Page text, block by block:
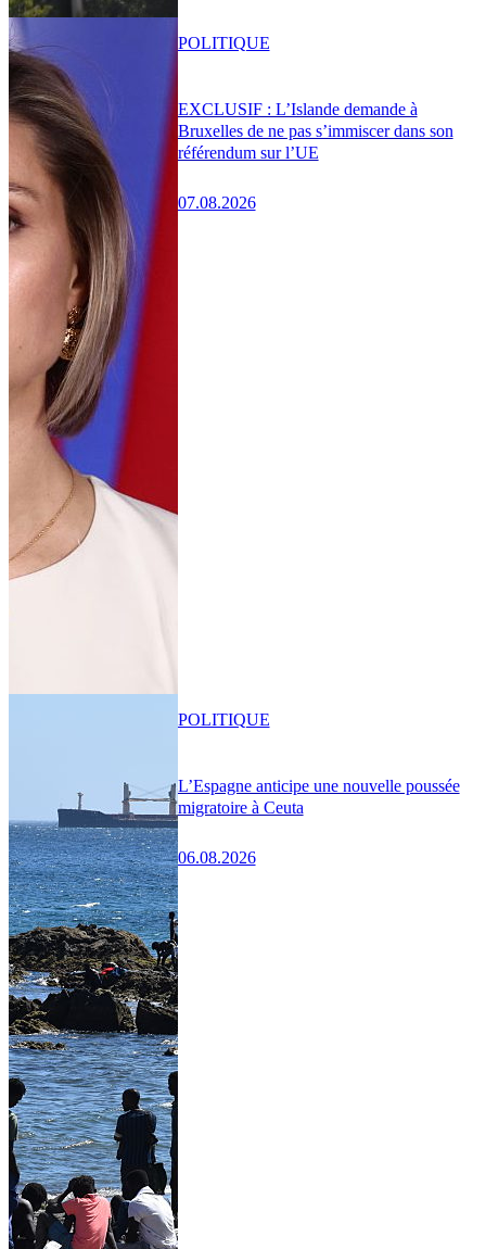
EXCLUSIF : L’Islande demande à
Bruxelles de ne pas s’immiscer dans son
référendum sur l’UE
07.08.2026
POLITIQUE
L’Espagne anticipe une nouvelle poussée
migratoire à Ceuta
06.08.2026
POLITIQUE